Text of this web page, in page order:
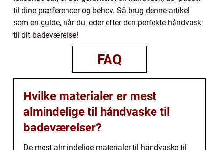
til dine præferencer og behov. Så brug denne artikel
som en guide, når du leder efter den perfekte håndvask
til dit badeværelse!
FAQ
Hvilke materialer er mest
almindelige til håndvaske til
badeværelser?
De mest almindelige materialer til håndvaske til